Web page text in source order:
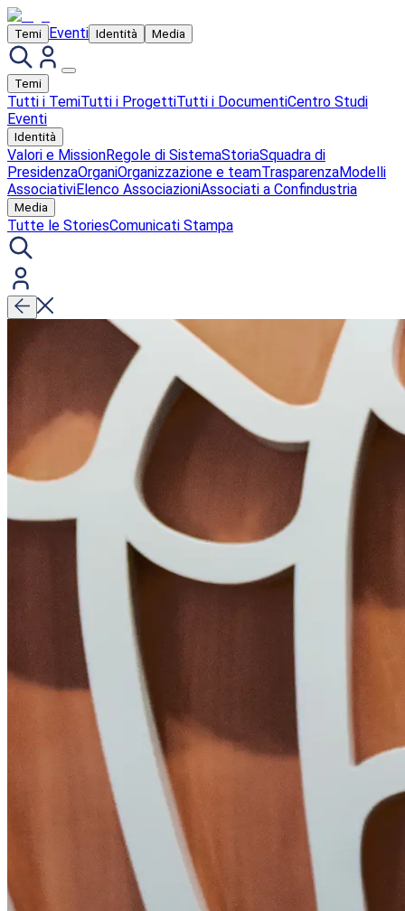
Temi Eventi Identità Media
Temi
Tutti i TemiTutti i ProgettiTutti i DocumentiCentro Studi
Eventi
Identità
Valori e MissionRegole di SistemaStoriaSquadra di
PresidenzaOrganiOrganizzazione e teamTrasparenzaModelli
AssociativiElenco AssociazioniAssociati a Confindustria
Media
Tutte le StoriesComunicati Stampa